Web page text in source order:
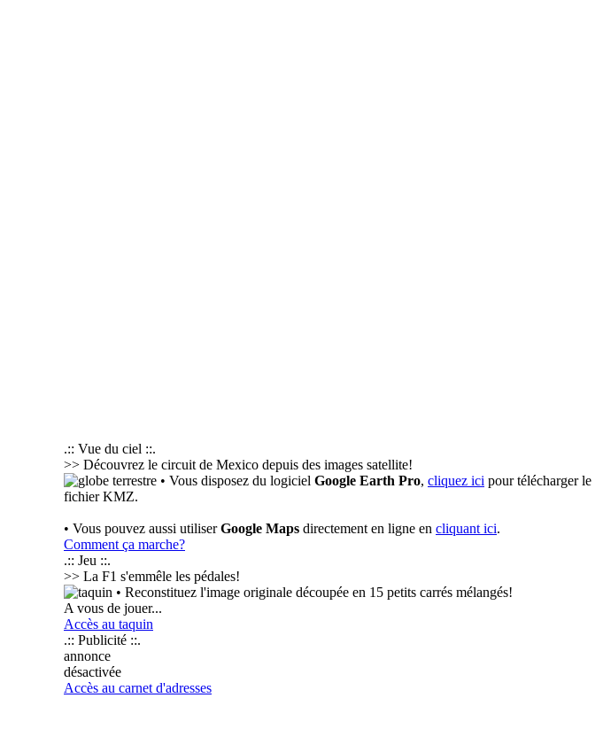
.:: Vue du ciel ::.
>> Découvrez le circuit de Mexico depuis des images satellite!
• Vous disposez du logiciel Google Earth Pro, cliquez ici pour télécharger le
fichier KMZ.
• Vous pouvez aussi utiliserGoogle Maps directement en ligne en cliquant ici.
Comment ça marche?
.:: Jeu ::.
>> La F1 s'emmêle les pédales!
• Reconstituez l'image originale découpée en 15 petits carrés mélangés!
A vous de jouer...
Accès au taquin
.:: Publicité ::.
annonce
désactivée
Accès au carnet d'adresses